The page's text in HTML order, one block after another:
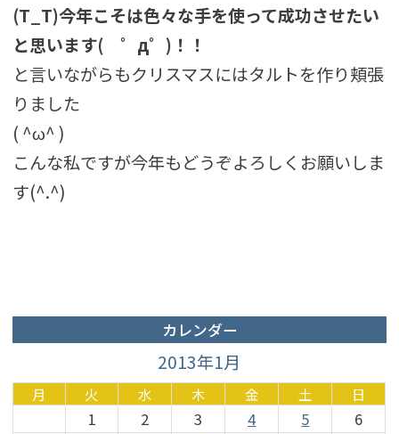
(T_T)今年こそは色々な手を使って成功させたい
と思います( ゜д゜)！！
と言いながらもクリスマスにはタルトを作り頬張
りました
( ^ω^ )
こんな私ですが今年もどうぞよろしくお願いしま
す(^.^)
カレンダー
2013年1月
月 火 水 木 金 土 日
1 2 3 4 5
6